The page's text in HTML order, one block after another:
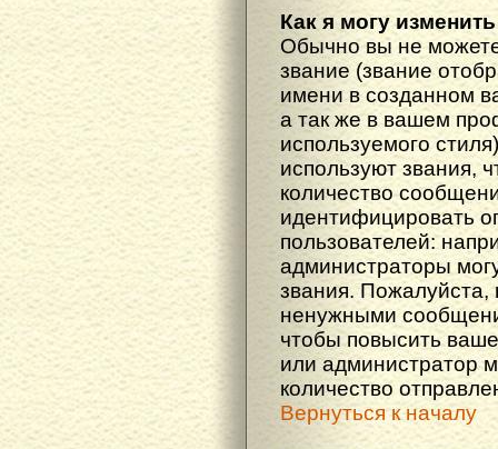
Как я могу
Обычно вы не
звание (звание
имени в созданном
а так же в вашем
используемого
используют звания,
количество
идентифицировать
пользователей:
администраторы
звания.
ненужными
чтобы повысить
или администратор
количество
Вернуться к началу